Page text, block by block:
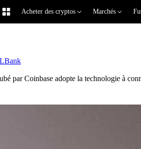
Acheter des cryptos Marchés
par Coinbase adopte la technologie à